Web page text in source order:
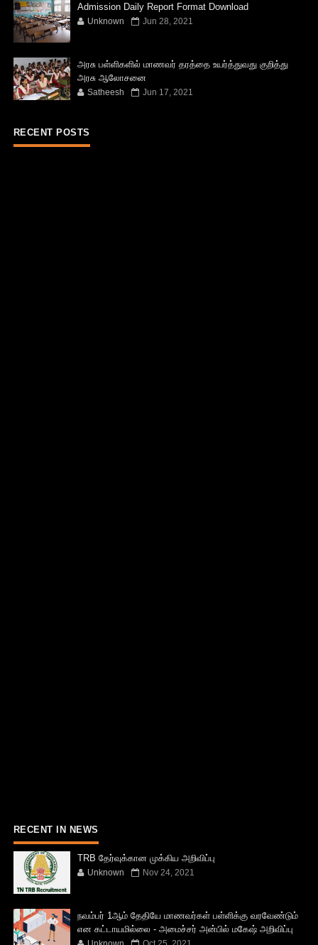
Admission Daily Report Format Download
Unknown Jun 28, 2021
அரசு பள்ளிகளில் மாணவர் தரத்தை உயர்த்துவது குறித்து
அரசு ஆலோசனை
Satheesh Jun 17, 2021
RECENT POSTS
RECENT IN NEWS
TRB தேர்வுக்கான முக்கிய அறிவிப்பு
Unknown Nov 24, 2021
நவம்பர் 1ஆம் தேதியே மாணவர்கள் பள்ளிக்கு வரவேண்டும்
என கட்டாயமில்லை - அமைச்சர் அன்பில் மகேஷ் அறிவிப்பு